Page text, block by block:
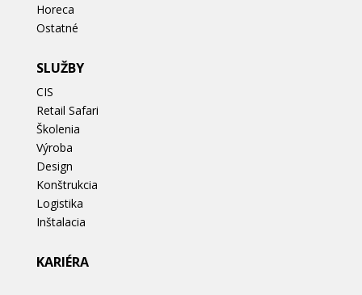
Horeca
Ostatné
SLUŽBY
CIS
Retail Safari
Školenia
Výroba
Design
Konštrukcia
Logistika
Inštalacia
KARIÉRA